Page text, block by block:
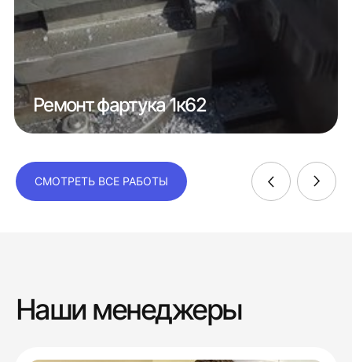
Ремонт фартука 1к62
СМОТРЕТЬ ВСЕ РАБОТЫ
Наши менеджеры